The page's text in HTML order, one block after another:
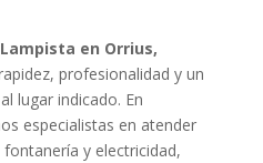
Lampista en Orrius,
profesionalidad y un
lugar indicado. En
especialistas en atender
y electricidad,